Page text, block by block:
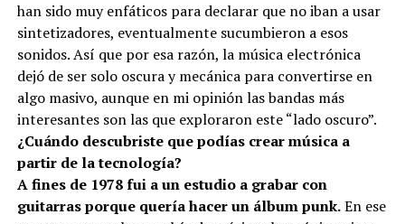
han sido muy enfáticos para declarar que no iban a usar
sintetizadores, eventualmente sucumbieron a esos
sonidos. Así que por esa razón, la música electrónica
dejó de ser solo oscura y mecánica para convertirse en
algo masivo, aunque en mi opinión las bandas más
interesantes son las que exploraron este “lado oscuro”.
¿Cuándo descubriste que podías crear música a
partir de la tecnología?
A fines de 1978 fui a un estudio a grabar con
guitarras porque quería hacer un álbum punk.En ese